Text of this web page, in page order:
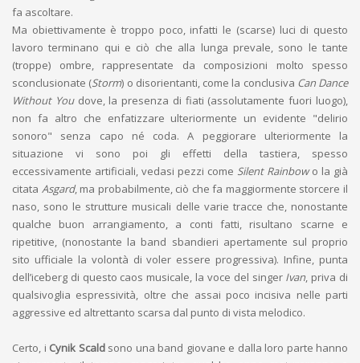
fa ascoltare.
Ma obiettivamente è troppo poco, infatti le (scarse) luci di questo
lavoro terminano qui e ciò che alla lunga prevale, sono le tante
(troppe) ombre, rappresentate da composizioni molto spesso
sconclusionate (Storm) o disorientanti, come la conclusiva Can Dance
Without Youdove, la presenza di fiati (assolutamente fuori luogo),
non fa altro che enfatizzare ulteriormente un evidente "delirio
sonoro" senza capo né coda. A peggiorare ulteriormente la
situazione vi sono poi gli effetti della tastiera, spesso
eccessivamente artificiali, vedasi pezzi come Silent Rainbowo la già
citata Asgard, ma probabilmente, ciò che fa maggiormente storcere il
naso, sono le strutture musicali delle varie tracce che, nonostante
qualche buon arrangiamento, a conti fatti, risultano scarne e
ripetitive, (nonostante la band sbandieri apertamente sul proprio
sito ufficiale la volontà di voler essere progressiva). Infine, punta
dell’iceberg di questo caos musicale, la voce del singer Ivan, priva di
qualsivoglia espressività, oltre che assai poco incisiva nelle parti
aggressive ed altrettanto scarsa dal punto di vista melodico.
Certo, i Cynik Scaldsono una band giovane e dalla loro parte hanno